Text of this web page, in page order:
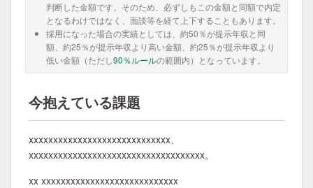
判断した金額です。そのため、必ずしもこの金額と同額で内定
となるわけではなく、面談等を経て上下することもあります。
採用になった場合の実績としては、約50％が提示年収と同
額、約25％が提示年収より高い金額、約25％が提示年収より
低い金額（ただし90％ルールの範囲内）となっています。
今抱えている課題
xxxxxxxxxxxxxxxxxxxxxxxxxxxxx、
xxxxxxxxxxxxxxxxxxxxxxxxxxxxxxxxxxxx。
xx xxxxxxxxxxxxxxxxxxxxxxxxxxxx